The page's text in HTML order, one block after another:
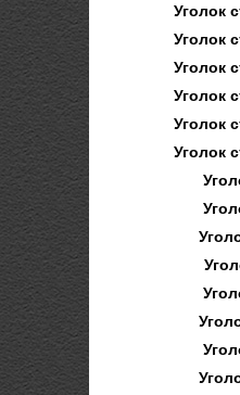
Уголок
Уголок
Уголок
Уголок
Уголок
Уголок